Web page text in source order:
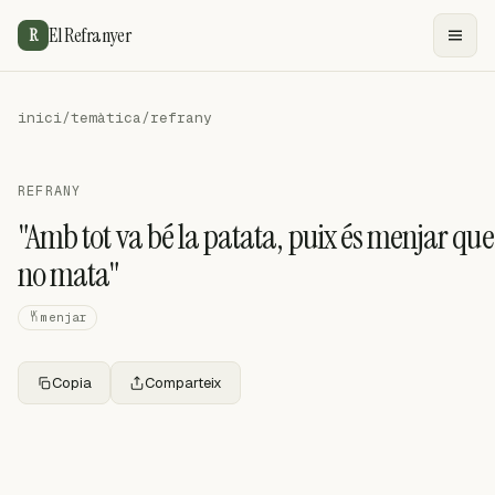
R El Refranyer
inici/temàtica/refrany
REFRANY
"Amb tot va bé la patata, puix és menjar que
no mata"
menjar
Copia Comparteix